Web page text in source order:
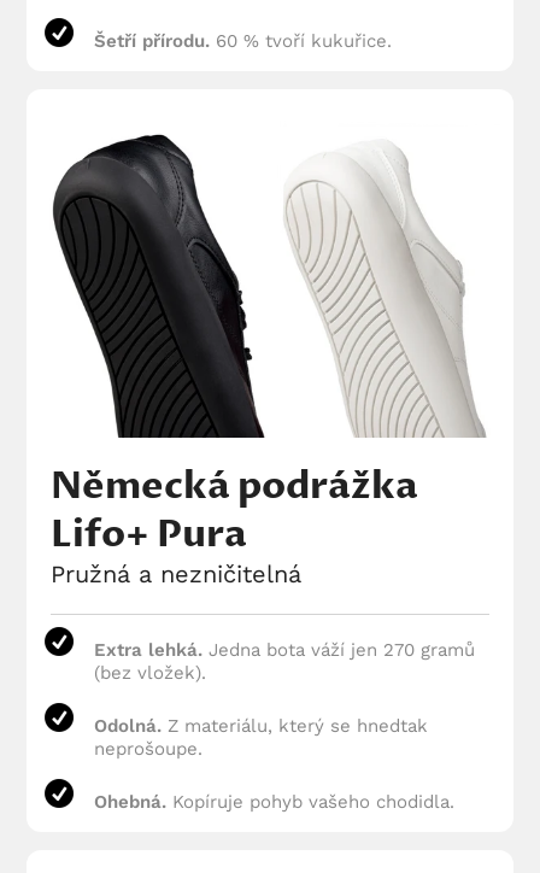
Šetří přírodu. 60 % tvoří kukuřice.
Německá podrážka
Lifo+ Pura
Pružná a nezničitelná
Extra lehká. Jedna bota váží jen 270 gramů
(bez vložek).
Odolná. Z materiálu, který se hnedtak
neprošoupe.
Ohebná. Kopíruje pohyb vašeho chodidla.